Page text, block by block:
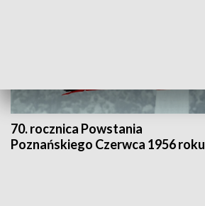
70. rocznica Powstania
Poznańskiego Czerwca 1956 roku